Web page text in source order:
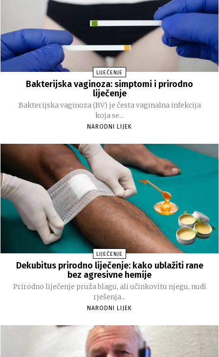
LIJEČENJE
Bakterijska vaginoza: simptomi i prirodno
liječenje
Bakterijska vaginoza (BV) je česta vaginalna infekcija
koja se...
NARODNI LIJEK
LIJEČENJE
Dekubitus prirodno liječenje: kako ublažiti rane
bez agresivne hemije
Prirodno liječenje pruža blagu, ali učinkovitu njegu, nudi
rješenja...
NARODNI LIJEK